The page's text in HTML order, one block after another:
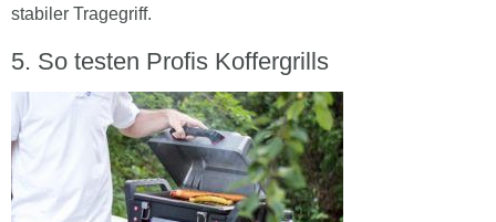
stabiler Tragegriff.
So testen Profis Koffergrills